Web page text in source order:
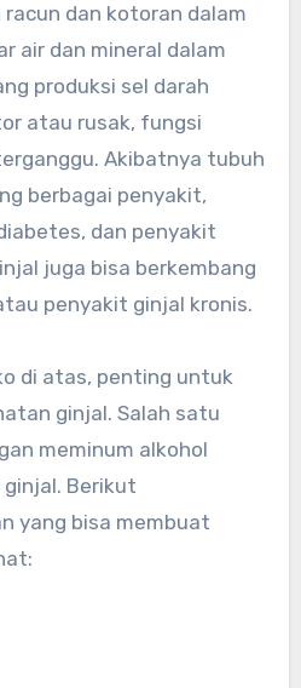
dan kotoran dalam
air dan mineral dalam
produksi sel darah
atau rusak, fungsi
Akibatnya tubuh
berbagai penyakit,
dan penyakit
juga bisa berkembang
penyakit ginjal kronis.
di atas, penting untuk
ginjal. Salah satu
meminum alkohol
Berikut
yang bisa membuat